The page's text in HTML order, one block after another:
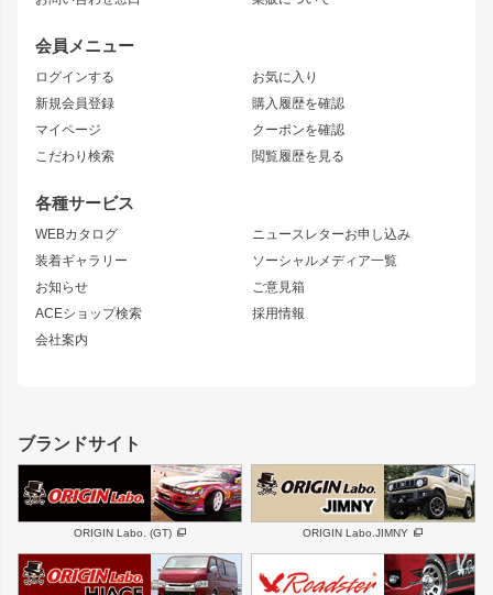
会員メニュー
ログインする
新規会員登録
マイページ
こだわり検索
お気に入り
購入履歴を確認
クーポンを確認
閲覧履歴を見る
各種サービス
WEBカタログ
装着ギャラリー
お知らせ
ACEショップ検索
会社案内
ニュースレターお申し込み
ソーシャルメディア一覧
ご意見箱
採用情報
JZX90 MARK II
トレノ
マークX
アルテッツァ
ニッサン
S15 シルビア
S14 シルビア 後期
S13 シルビア
180SX
シルエイティ
ワンビア
ローレル
セフィーロ
キャラバン
スズキ
GS350
SC
スバル 三菱
デリカ D:5
軽自動車 汎用
雷神
ストリームライン
リアウイング
ジムニーパーツ
ホイール
MUD-S7
MUD-SR7
まつど家 鉄漢
ボンネット
フェンダー
サイドパーツ
リアゲート
メンテナンスパーツ
ハイエースパーツ
ホイール
ブランドサイト
ORIGIN Labo. (GT) ORIGIN Labo.JIMNY